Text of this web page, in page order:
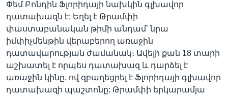
Փեմ Բոնդին Ֆլորիդայի նախկին գլխավոր
դատախազն է: Եղել է Թրամփի
փաստաբանական թիմի անդամ՝ նրա
իմփիչմենթին վերաբերող առաջին
դատավարության ժամանակ։ Ավելի քան 18 տարի
աշխատել է որպես դատախազ և դարձել է
առաջին կինը, ով զբաղեցրել է Ֆլորիդայի գլխավոր
դատախազի պաշտոնը: Թրամփի երկարամյա